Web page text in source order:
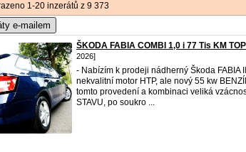
1-20 inzerátů z 9 373
e-mailem
ŠKODA FABIA COMBI 1,0 i 77 Tis KM
2026]
- Nabízím k prodeji nádherný Škoda FABIA
nekvalitní motor HTP, ale nový 55 kw
tomto provedení a kombinaci veliká
STAVU, po soukro ...